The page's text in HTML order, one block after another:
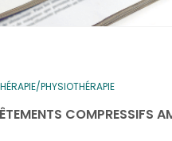
PHYSIOTHÉRAPIE
COMPRESSIFS